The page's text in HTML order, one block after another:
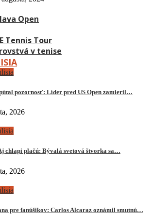
Open
Tennis Tour
v tenise
pozornosť: Líder pred US Open zamieril…
2026
chlapi plačú: Bývalá svetová štvorka sa…
2026
pre fanúšikov: Carlos Alcaraz oznámil smutnú…